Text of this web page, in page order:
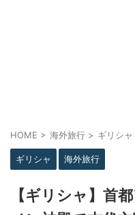
HOME > 海外旅行 > ギリシャ
ギリシャ 海外旅行
【ギリシャ】首